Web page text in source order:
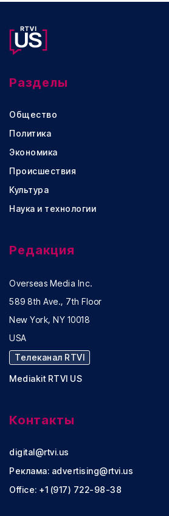
Разделы
Общество
Политика
Экономика
Происшествия
Культура
Наука и технологии
Редакция
Overseas Media Inc.
589 8th Ave., 7th Floor
New York, NY 10018
USA
Телеканал RTVI
Mediakit RTVI US
Контакты
digital@rtvi.us
Реклама: advertising@rtvi.us
Office: +1 (917) 722-98-38